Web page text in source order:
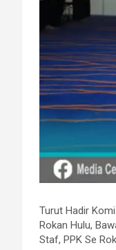
Turut Hadir
Rokan Hulu,
Staf, PPK Se